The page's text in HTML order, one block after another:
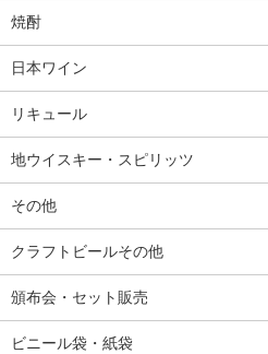
焼酎
日本ワイン
リキュール
地ウイスキー・スピリッツ
その他
クラフトビールその他
頒布会・セット販売
ビニール袋・紙袋